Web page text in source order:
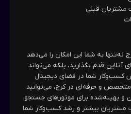
مشتریان قبلی
نه‌تنها به شما این امکان را می‌دهد
آنلاین قدم بگذارید، بلکه می‌تواند
کسب‌وکار شما در فضای دیجیتال
متخصص و حرفه‌ای در کرج، می‌توانید
و بهینه‌شده برای موتورهای جستجو
مشتریان بیشتر و رشد کسب‌وکار شما